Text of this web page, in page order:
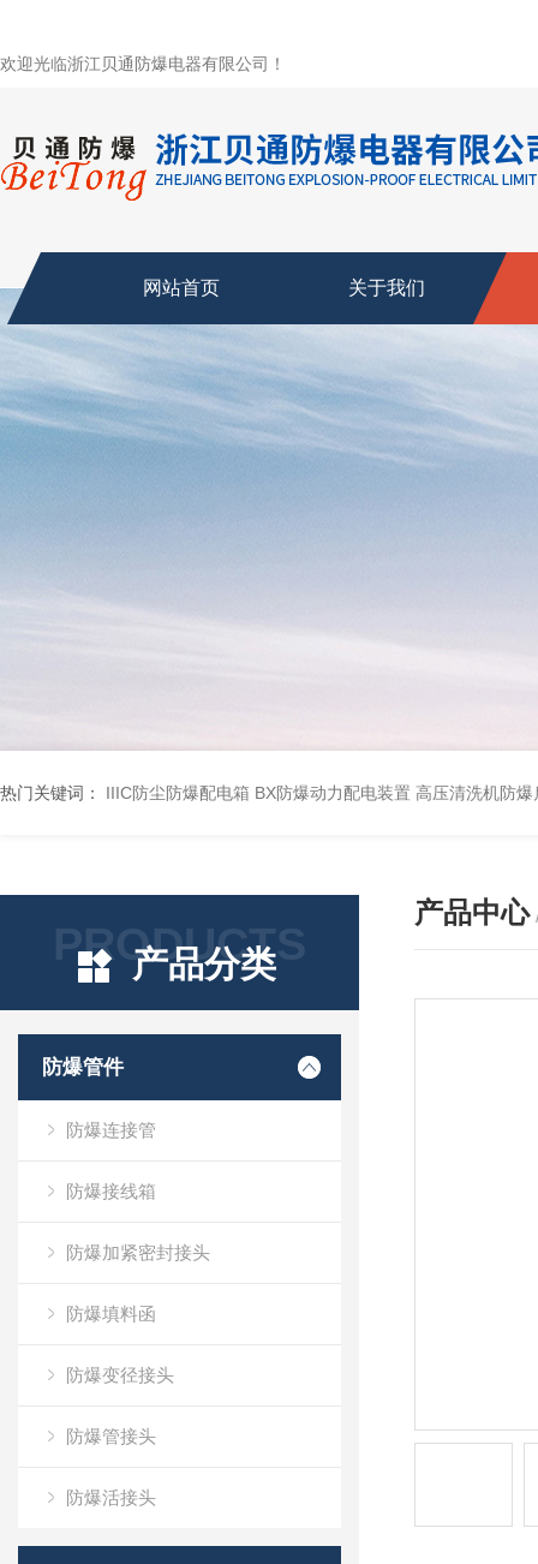
欢迎光临浙江贝通防爆电器有限公司！
网站首页 关于我们
热门关键词： IIIC防尘防爆配电箱 BX防爆动力配电装置 高压清洗机防爆
PRODUCTS
产品分类
防爆管件
防爆连接管
防爆接线箱
防爆加紧密封接头
防爆填料函
防爆变径接头
防爆管接头
防爆活接头
产品中心